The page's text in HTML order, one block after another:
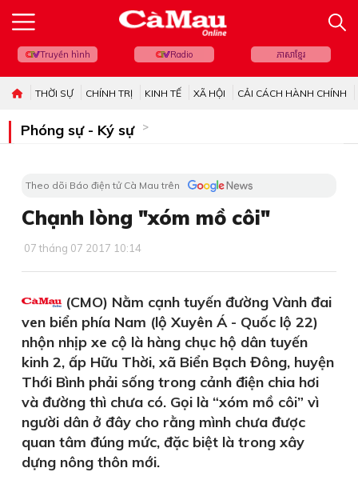
Truyền hình Radio ភាសាខ្មែរ
THỜI SỰ CHÍNH TRỊ KINH TẾ XÃ HỘI CẢI CÁCH HÀNH CHÍNH
Phóng sự - Ký sự
Theo dõi Báo điện tử Cà Mau trên
Chạnh lòng "xóm mồ côi"
07 tháng 07 2017 10:14
(CMO) Nằm cạnh tuyến đường Vành đai
ven biển phía Nam (lộ Xuyên Á - Quốc lộ 22)
nhộn nhịp xe cộ là hàng chục hộ dân tuyến
kinh 2, ấp Hữu Thời, xã Biển Bạch Đông, huyện
Thới Bình phải sống trong cảnh điện chia hơi
và đường thì chưa có. Gọi là “xóm mồ côi” vì
người dân ở đây cho rằng mình chưa được
quan tâm đúng mức, đặc biệt là trong xây
dựng nông thôn mới.